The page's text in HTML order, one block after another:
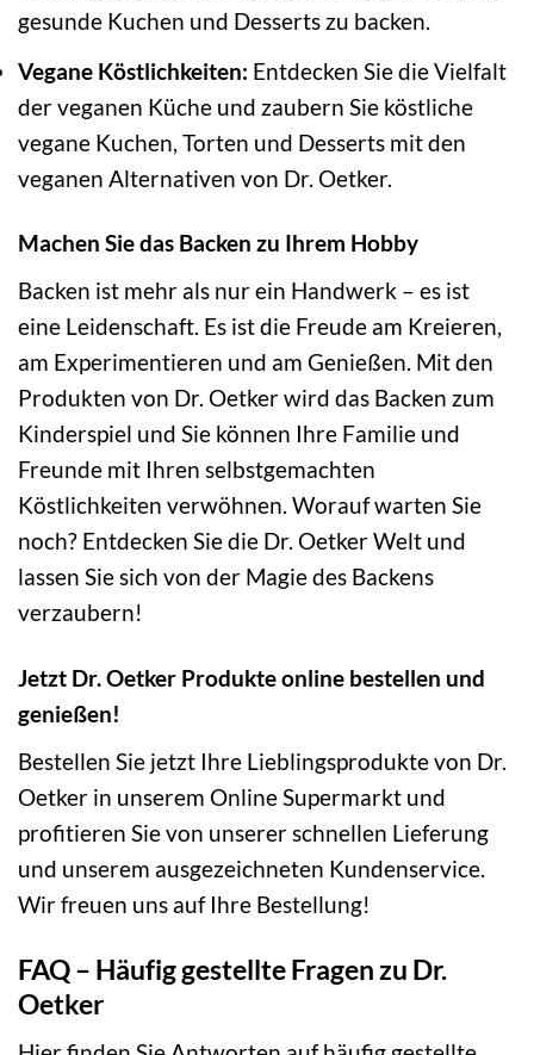
gesunde Kuchen und Desserts zu backen.
Vegane Köstlichkeiten: Entdecken Sie die Vielfalt
der veganen Küche und zaubern Sie köstliche
vegane Kuchen, Torten und Desserts mit den
veganen Alternativen von Dr. Oetker.
Machen Sie das Backen zu Ihrem Hobby
Backen ist mehr als nur ein Handwerk – es ist
eine Leidenschaft. Es ist die Freude am Kreieren,
am Experimentieren und am Genießen. Mit den
Produkten von Dr. Oetker wird das Backen zum
Kinderspiel und Sie können Ihre Familie und
Freunde mit Ihren selbstgemachten
Köstlichkeiten verwöhnen. Worauf warten Sie
noch? Entdecken Sie die Dr. Oetker Welt und
lassen Sie sich von der Magie des Backens
verzaubern!
Jetzt Dr. Oetker Produkte online bestellen und
genießen!
Bestellen Sie jetzt Ihre Lieblingsprodukte von Dr.
Oetker in unserem Online Supermarkt und
profitieren Sie von unserer schnellen Lieferung
und unserem ausgezeichneten Kundenservice.
Wir freuen uns auf Ihre Bestellung!
FAQ – Häufig gestellte Fragen zu Dr.
Oetker